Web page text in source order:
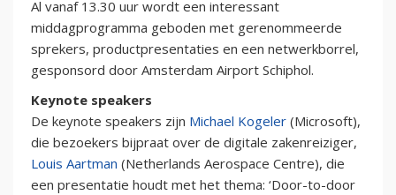
Al vanaf 13.30 uur wordt een interessant
middagprogramma geboden met gerenommeerde
sprekers, productpresentaties en een netwerkborrel,
gesponsord door Amsterdam Airport Schiphol.
Keynote speakers
De keynote speakers zijn Michael Kogeler (Microsoft),
die bezoekers bijpraat over de digitale zakenreiziger,
Louis Aartman (Netherlands Aerospace Centre), die
een presentatie houdt met het thema: ‘Door-to-door